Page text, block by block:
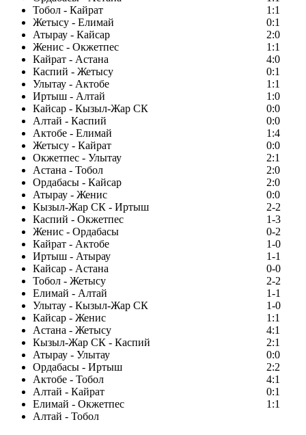
Тобол - Кайрат
1:1
Жетысу - Елимай
0:1
Атырау - Кайсар
2:0
Женис - Окжетпес
1:1
Кайрат - Астана
4:0
Каспий - Жетысу
0:1
Улытау - Актобе
1:1
Иртыш - Алтай
1:0
Кайсар - Кызыл-Жар СК
0:0
Алтай - Каспий
0:0
Актобе - Елимай
1:4
Жетысу - Кайрат
0:0
Окжетпес - Улытау
2:1
Астана - Тобол
2:0
Ордабасы - Кайсар
2:0
Атырау - Женис
0:0
Кызыл-Жар СК - Иртыш
2-2
Каспий - Окжетпес
1-3
Женис - Ордабасы
0-2
Кайрат - Актобе
1-0
Иртыш - Атырау
1-1
Кайсар - Астана
0-0
Тобол - Жетысу
2-2
Елимай - Алтай
1-1
Улытау - Кызыл-Жар СК
1-0
Кайсар - Женис
1:1
Астана - Жетысу
4:1
Кызыл-Жар СК - Каспий
2:1
Атырау - Улытау
0:0
Ордабасы - Иртыш
2:2
Актобе - Тобол
4:1
Алтай - Кайрат
0:1
Елимай - Окжетпес
1:1
Алтай - Тобол